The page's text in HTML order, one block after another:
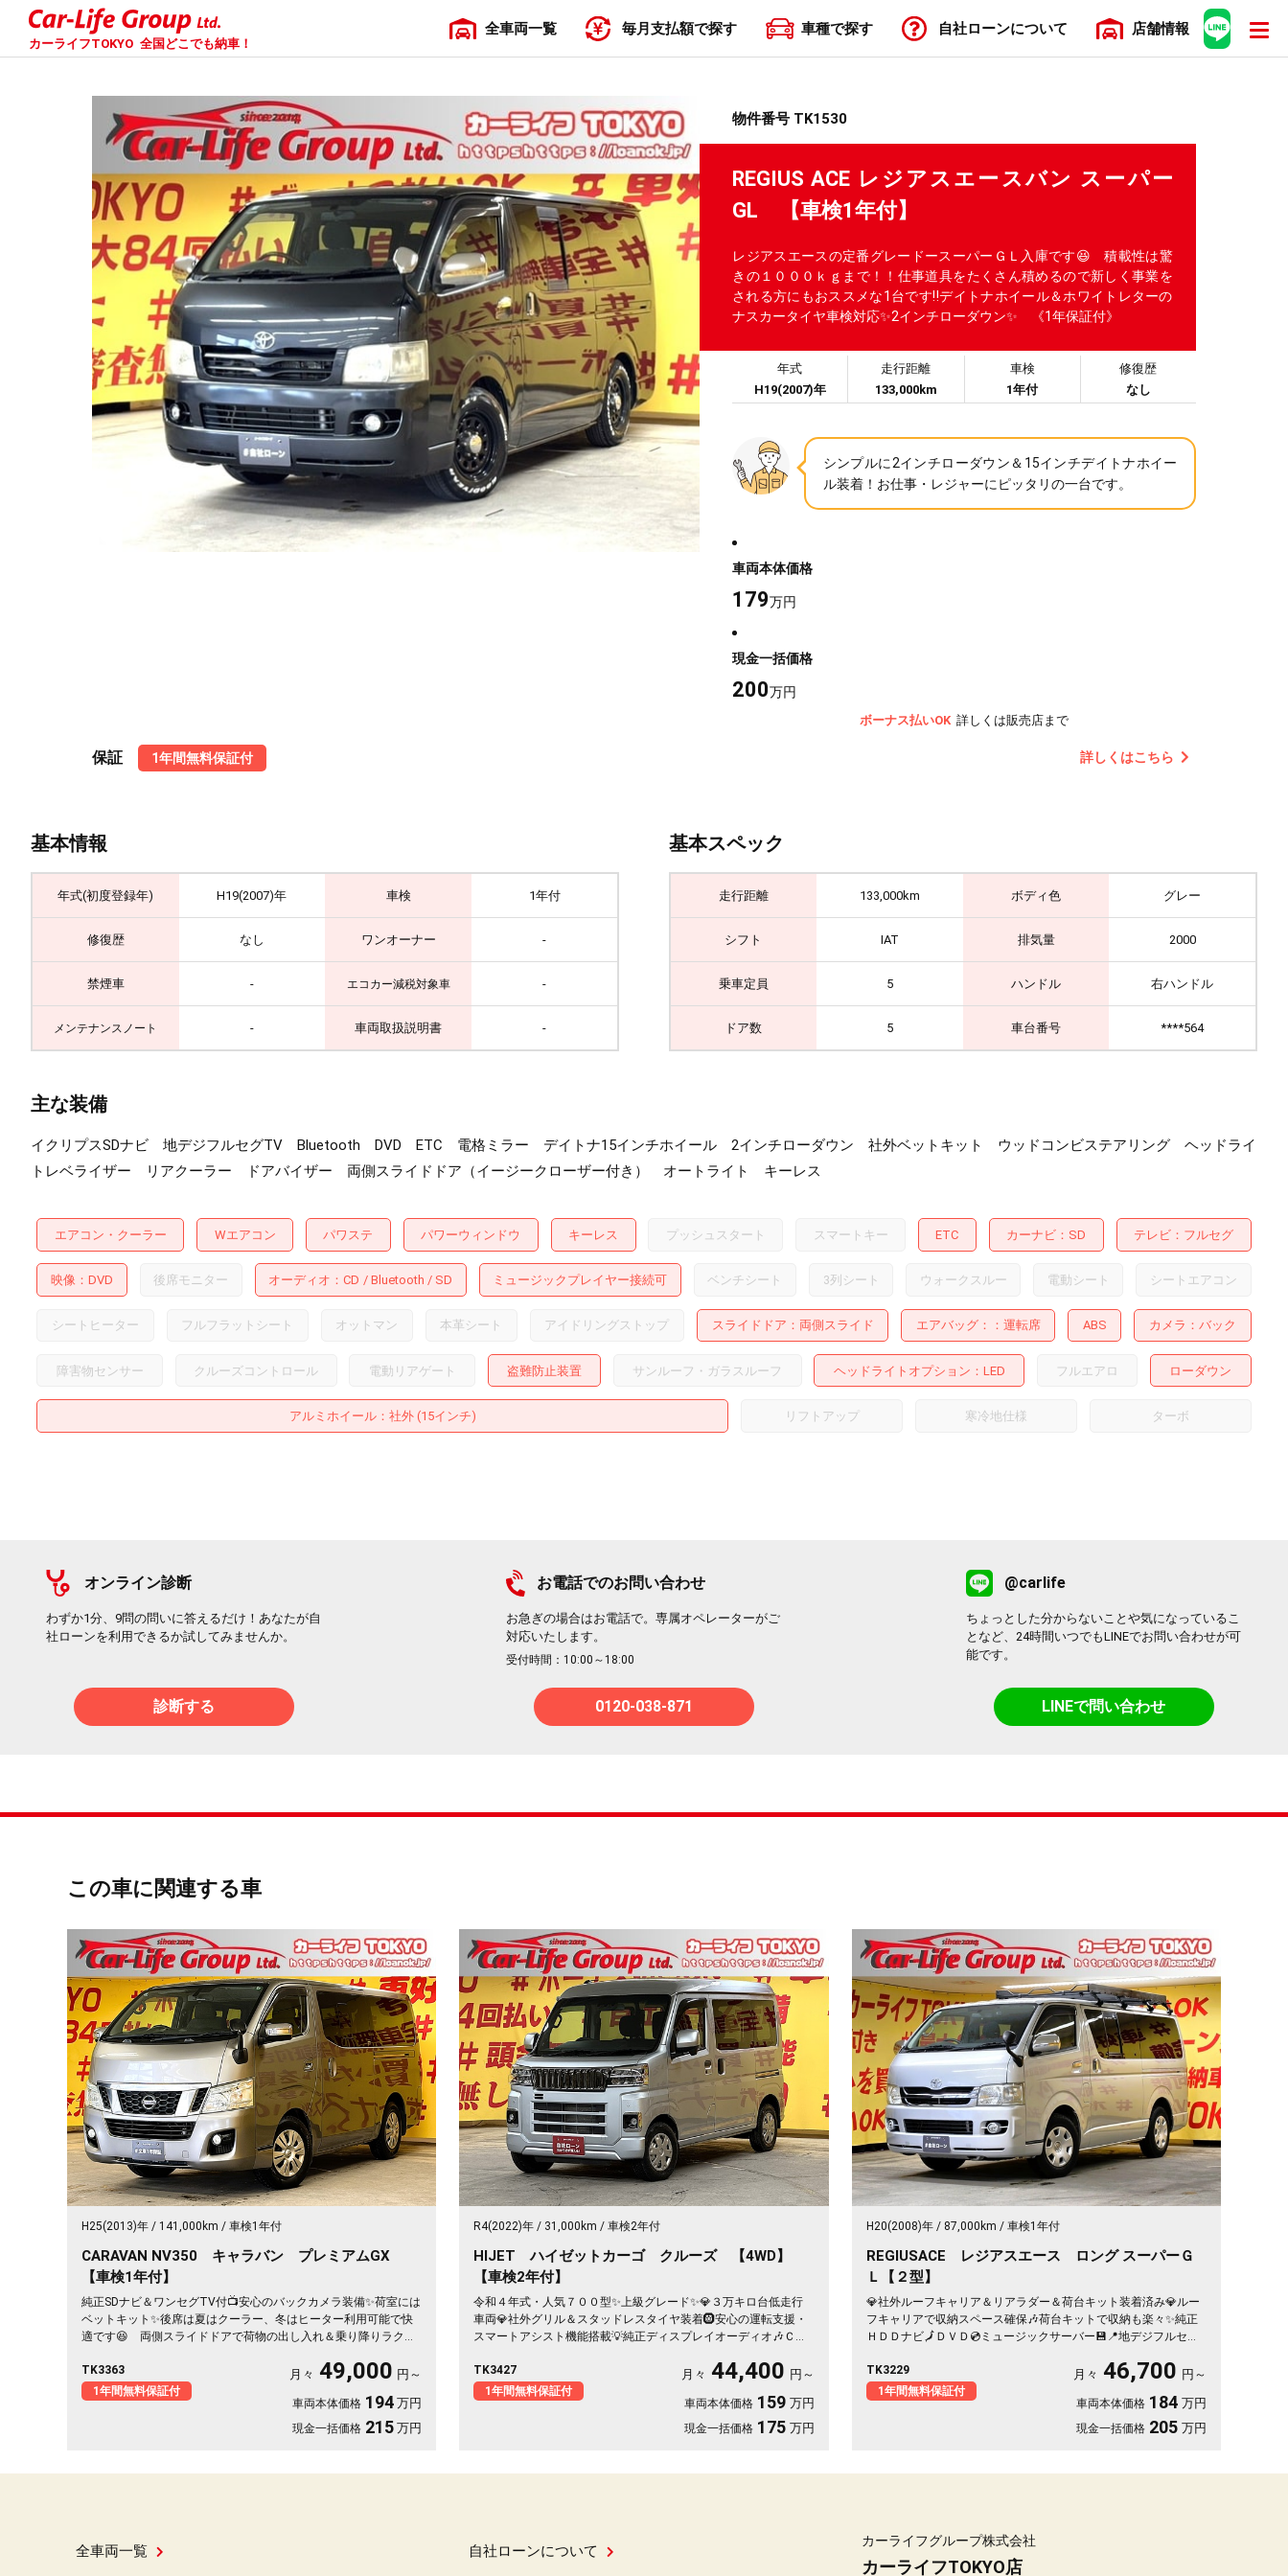
カーライフTOKYO 全国どこでも納車！
全車両一覧 毎月支払額で探す 車種で探す 自社ローンについて 店舗情報
物件番号 TK1530
REGIUS ACE レジアスエースバン スーパー
GL 【車検1年付】
レジアスエースの定番グレードースーパーＧＬ入庫です😆 積載性は驚
きの１０００ｋｇまで！！仕事道具をたくさん積めるので新しく事業を
される方にもおススメな1台です‼️デイトナホイール＆ホワイトレターの
ナスカータイヤ車検対応✨2インチローダウン✨ 《1年保証付》
年式
H19(2007)年
走行距離
133,000km
車検
1年付
修復歴
なし
シンプルに2インチローダウン＆15インチデイトナホイー
ル装着！お仕事・レジャーにピッタリの一台です。
車両本体価格
179万円
現金一括価格
200万円
ボーナス払いOK 詳しくは販売店まで
保証 1年間無料保証付 詳しくはこちら
基本情報
年式(初度登録年) H19(2007)年 車検 1年付
修復歴 なし ワンオーナー -
禁煙車 - エコカー減税対象車 -
メンテナンスノート - 車両取扱説明書 -
基本スペック
走行距離 133,000km ボディ色 グレー
シフト IAT 排気量 2000
乗車定員 5 ハンドル 右ハンドル
ドア数 5 車台番号 ****564
主な装備
イクリプスSDナビ 地デジフルセグTV Bluetooth DVD ETC 電格ミラー デイトナ15インチホイール 2インチローダウン 社外ベットキット ウッドコンビステアリング ヘッドライ
トレベライザー リアクーラー ドアバイザー 両側スライドドア（イージークローザー付き） オートライト キーレス
エアコン・クーラー Wエアコン パワステ パワーウィンドウ キーレス プッシュスタート スマートキー ETC カーナビ SD テレビ フルセグ
映像 DVD 後席モニター オーディオ CD Bluetooth SD ミュージックプレイヤー接続可 ベンチシート 3列シート ウォークスルー 電動シート シートエアコン
シートヒーター フルフラットシート オットマン 本革シート アイドリングストップ スライドドア 両側スライド エアバッグ： 運転席 ABS カメラ バック
障害物センサー クルーズコントロール 電動リアゲート 盗難防止装置 サンルーフ・ガラスルーフ ヘッドライトオプション LED フルエアロ ローダウン
アルミホイール：社外 (15インチ) リフトアップ 寒冷地仕様 ターボ
オンライン診断
わずか1分、9問の問いに答えるだけ！あなたが自
社ローンを利用できるか試してみませんか。
診断する
お電話でのお問い合わせ
お急ぎの場合はお電話で。専属オペレーターがご
対応いたします。
受付時間：10:00～18:00
0120-038-871
@carlife
ちょっとした分からないことや気になっているこ
となど、24時間いつでもLINEでお問い合わせが可
能です。
LINEで問い合わせ
この車に関連する車
H25(2013)年 141,000km 車検1年付
CARAVAN NV350 キャラバン プレミアムGX
【車検1年付】
純正SDナビ＆ワンセグTV付📺安心のバックカメラ装備✨荷室には
ベットキット✨後席は夏はクーラー、冬はヒーター利用可能で快
適です😆 両側スライドドアで荷物の出し入れ＆乗り降りラクラ
ッドライトレベライザー機能付きで昼夜問わず大活躍間違いなし
✨《1年保証付》
TK3363
1年間無料保証付
月々 49,000 円～
車両本体価格 194 万円
現金一括価格 215 万円
R4(2022)年 31,000km 車検2年付
HIJET ハイゼットカーゴ クルーズ 【4WD】
【車検2年付】
令和４年式・人気７００型✨上級グレード✨💎３万キロ台低走行
車両💎社外グリル＆スタッドレスタイヤ装着🛞安心の運転支援・
スマートアシスト機能搭載💡純正ディスプレイオーディオ🎶ＣＤ
せられて日常でもお仕事でも便利な1台🚗抜群の収納スペース・オ
ーバーヘッドコンソール付😊プッシュスタート＆スマートキータ
イプ👆アイドリングストップ付きで燃費性能も抜群😍🍃カタログ
燃費・ＪＣ０８モード２０．５ｋｍ🍃夜間走行も明るいLEDヘッ
TK3427
1年間無料保証付
月々 44,400 円～
車両本体価格 159 万円
現金一括価格 175 万円
H20(2008)年 87,000km 車検1年付
REGIUSACE レジアスエース ロング スーパーＧ
Ｌ【２型】
💎社外ルーフキャリア＆リアラダー＆荷台キット装着済み💎ルー
フキャリアで収納スペース確保🎶荷台キットで収納も楽々✨純正
ＨＤＤナビ🗾ＤＶＤ💿ミュージックサーバー💾📍地デジフルセグ
荷物の出し入れ楽々🎉ドライブレコーダー付きで安心録画📹納車
時新品タイヤ装着🛞車検１年付🎶
TK3229
1年間無料保証付
月々 46,700 円～
車両本体価格 184 万円
現金一括価格 205 万円
全車両一覧
自社ローンについて
カーライフグループ株式会社
カーライフTOKYO店